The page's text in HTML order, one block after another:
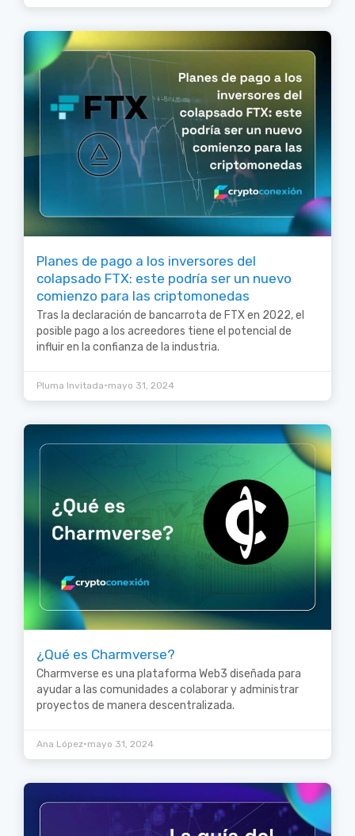
Planes de pago a los inversores del
colapsado FTX: este podría ser un nuevo
comienzo para las criptomonedas
Tras la declaración de bancarrota de FTX en 2022, el
posible pago a los acreedores tiene el potencial de
influir en la confianza de la industria.
Pluma Invitada•mayo 31, 2024
¿Qué es Charmverse?
Charmverse es una plataforma Web3 diseñada para
ayudar a las comunidades a colaborar y administrar
proyectos de manera descentralizada.
Ana López•mayo 31, 2024